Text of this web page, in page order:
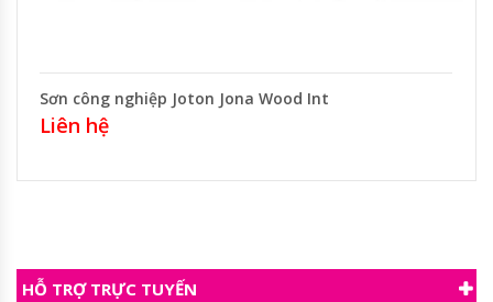
Sơn công nghiệp Joton Jona Wood Int
Liên hệ
HỖ TRỢ TRỰC TUYẾN